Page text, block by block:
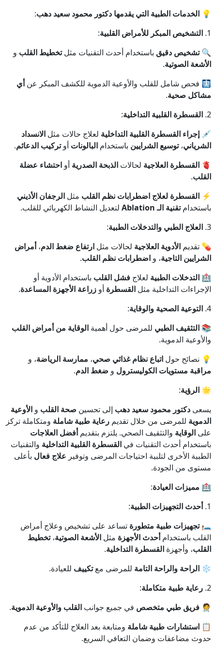
💡 الخدمات الطبية التي يقدمها دكتور محمود سعيد دهب:
1. التشخيص المبكر للأمراض القلبية:
🔍تشخيص دقيق باستخدام أحدث التقنيات مثلتخطيط القلب و
الأشعة الصوتية.
🩻 فحص شامل للقلب والأوعية الدموية للكشف المبكر عن
أي
مشاكل صحية.
2. القسطرة القلبية التداخلية:
💉 إجراء القسطرة القلبية التداخلية لعلاج حالات مثل الانسداد
الشرياني،توسيع الشرايين باستخدام البالونات أوتركيب الدعائم.
🫀 القسطرة العلاجية لحالات الذبحة الصدرية أو احتشاء عضلة
القلب.
⚡ القسطرة لعلاج اضطرابات نظم القلب مثل الرجفان الأذيني
باستخدامتقنية الـ Ablation
لتعديل النشاط الكهربائي للقلب.
3. العلاج الطبي والتدخلات الطبية:
💊 تقديم الأدوية العلاجية لحالات مثل ارتفاع ضغط الدم،أمراض
الشرايين التاجية، و اضطرابات نظم القلب.
🏥 التدخلات الطبية لعلاج فشل القلب باستخدام الأدوية أو
الإجراءات التداخلية مثل القسطرة أو زراعة الأجهزة المساعدة.
4. التوعية الصحية والوقاية:
📚 التثقيف الطبي للمرضى حول أهمية الوقاية من أمراض القلب
والأوعية الدموية.
💡 نصائح حول اتباع نظام غذائي صحي، ممارسة الرياضة، و
مراقبة مستويات الكوليسترول و ضغط الدم.
🌟 الرؤية:
يسعى دكتور محمود سعيد دهب إلى تحسين صحة القلب و الأوعية
الدموية للمرضى من خلال تقديم رعاية طبية شاملة ومتكاملة تركز
على الوقاية والتثقيف الصحي. يلتزم بتقديمأفضل العلاجات
باستخدام أحدث التقنيات في القسطرة القلبية التداخلية والتقنيات
الطبية الأخرى لتلبية احتياجات المرضى وتوفير علاج فعال بأعلى
مستوى من الجودة.
🏥 مميزات العيادة:
1. أحدث التجهيزات الطبية:
🛏️تجهيزات طبية متطورة تساعد على تشخيص وعلاج أمراض
القلب باستخدامأحدث الأجهزة مثل الأشعة الصوتية،تخطيط
القلب، وأجهزة القسطرة التداخلية.
❄️ الراحة والراحة التامة للمرضى معتكييف للعيادة.
2. رعاية طبية متكاملة:
🧑‍⚕️ فريق طبي متخصص في جميع جوانب القلب والأوعية الدموية.
📋 استشارات طبية شاملة ومتابعة بعد العلاج للتأكد من عدم
حدوث مضاعفات وضمان التعافي السريع.